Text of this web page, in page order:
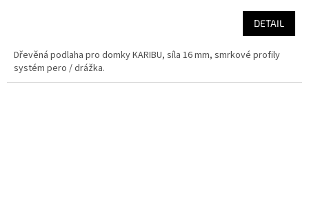
DETAIL
Dřevěná podlaha pro domky KARIBU, síla 16 mm, smrkové profily
systém pero / drážka.